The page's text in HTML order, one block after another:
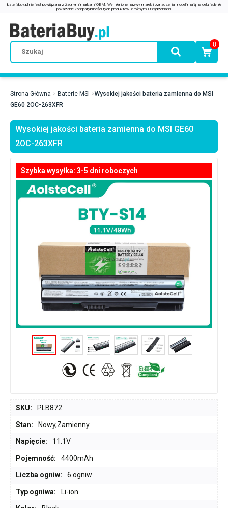
0
Strona Główna Baterie MSI
Wysokiej jakości bateria zamienna do MSI
GE60 2OC-263XFR
Wysokiej jakości bateria zamienna do MSI GE60
2OC-263XFR
Szybka wysyłka: 3-5 dni roboczych
SKU: PLB872
Stan: Nowy,Zamienny
Napięcie: 11.1V
Pojemność: 4400mAh
Liczba ogniw: 6 ogniw
Typ ogniwa: Li-ion